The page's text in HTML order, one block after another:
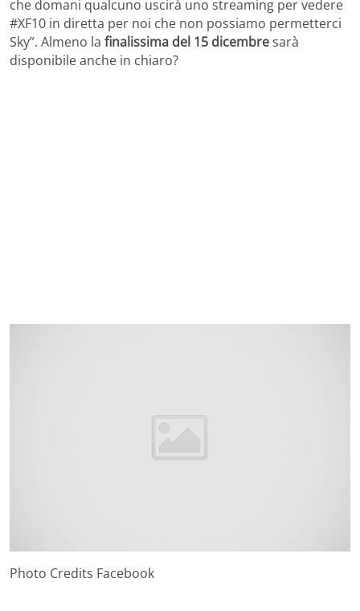
che domani qualcuno uscirà uno streaming per vedere
#XF10 in diretta per noi che non possiamo permetterci
Sky”. Almeno la finalissima del 15 dicembresarà
disponibile anche in chiaro?
Photo Credits Facebook